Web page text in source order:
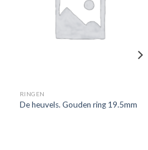
RINGEN
De heuvels. Gouden ring 19.5mm